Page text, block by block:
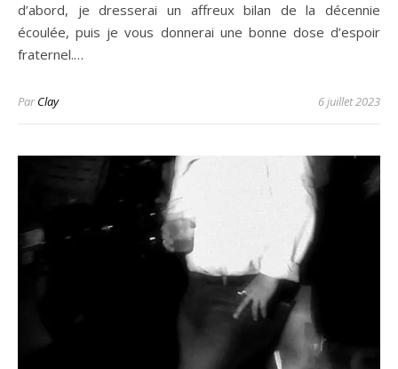
d’abord, je dresserai un affreux bilan de la décennie
écoulée, puis je vous donnerai une bonne dose d’espoir
fraternel.…
ParClay 6 juillet 2023